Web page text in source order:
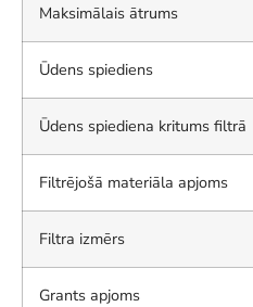
Maksimālais ātrums
Ūdens spiediens
Ūdens spiediena kritums filtrā
Filtrējošā materiāla apjoms
Filtra izmērs
Grants apjoms